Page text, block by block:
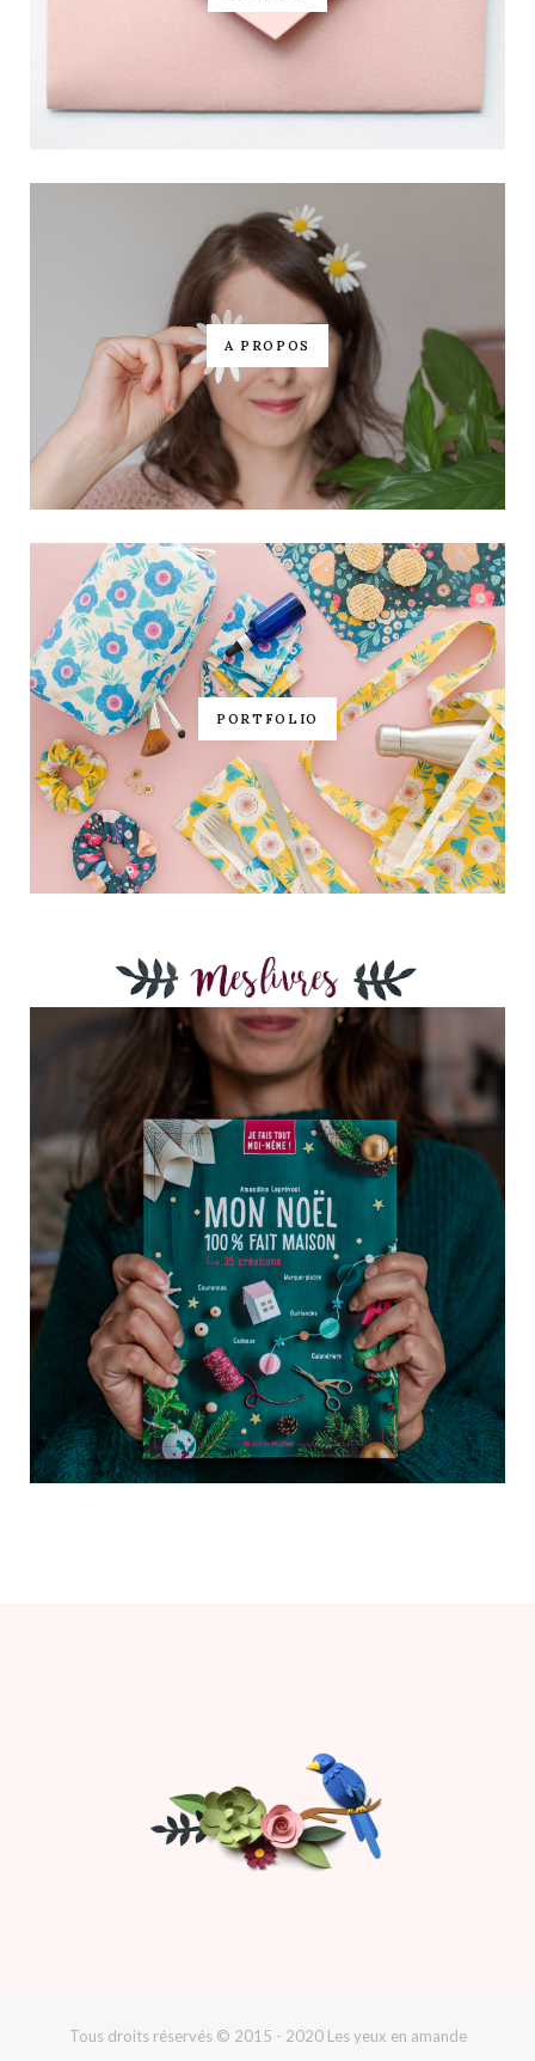
A PROPOS
PORTFOLIO
Tous droits réservés © 2015 - 2020 Les yeux en amande